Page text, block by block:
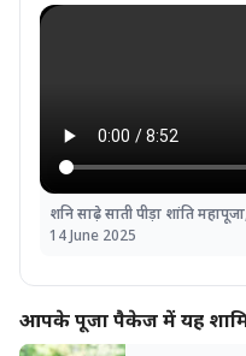
14 June 2025
आपके पूजा पैकेज में यह